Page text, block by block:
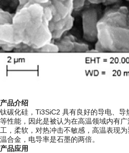
产品介绍
钛碳化硅，Ti3SiC2 具有良好的导电、
等性能，因此是被认为在高温领域内有
工，柔软，对热冲击不敏感，高温表现
温合金，电导率是石墨的两倍。
产品应用